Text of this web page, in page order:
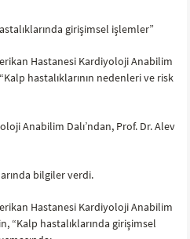
girişimsel işlemler”
Hastanesi Kardiyoloji Anabilim
hastalıklarının nedenleri ve risk
Anabilim Dalı’ndan, Prof. Dr. Alev
bilgiler verdi.
Hastanesi Kardiyoloji Anabilim
“Kalp hastalıklarında girişimsel